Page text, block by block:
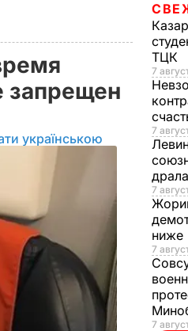
запрещен
українською
ТЦК
7
7
7
ниже
7
7